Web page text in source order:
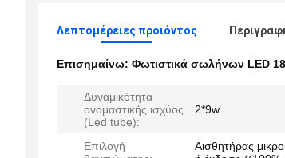
Λεπτομέρειες προιόντος
Επισημαίνω: Φωτιστικά σωλήνων LED
Δυναμικότητα
ονομαστικής ισχύος
(Led tube):
2*9w
Επιλογή
Αισθητήρας